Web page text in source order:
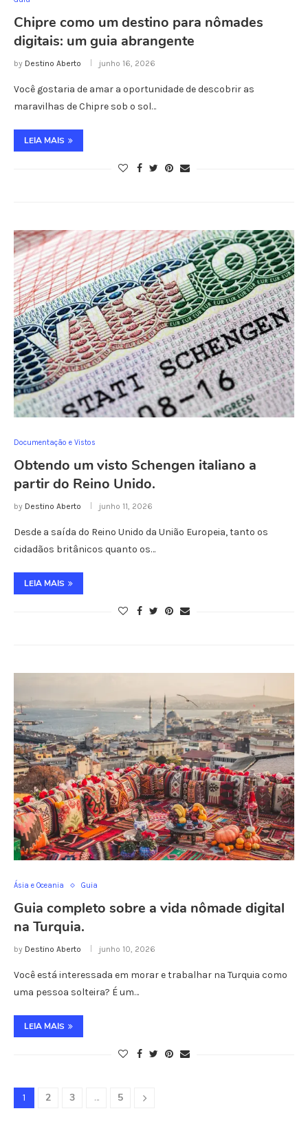
Chipre como um destino para nômades
digitais: um guia abrangente
by Destino Aberto junho 16, 2026
Você gostaria de amar a oportunidade de descobrir as
maravilhas de Chipre sob o sol…
LEIA MAIS
Documentação e Vistos
Obtendo um visto Schengen italiano a
partir do Reino Unido.
by Destino Aberto junho 11, 2026
Desde a saída do Reino Unido da União Europeia, tanto os
cidadãos britânicos quanto os…
LEIA MAIS
Ásia e Oceania Guia
Guia completo sobre a vida nômade digital
na Turquia.
by Destino Aberto junho 10, 2026
Você está interessada em morar e trabalhar na Turquia como
uma pessoa solteira? É um…
LEIA MAIS
1 2 3 … 5